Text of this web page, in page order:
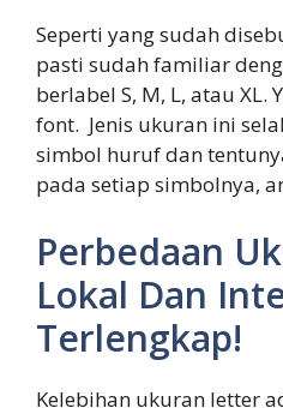
Seperti yang sudah
pasti sudah familiar
berlabel S, M, L, atau
font. Jenis ukuran ini
simbol huruf dan
pada setiap simbolnya,
Perbedaan
Lokal Dan
Terlengkap!
Kelebihan ukuran letter